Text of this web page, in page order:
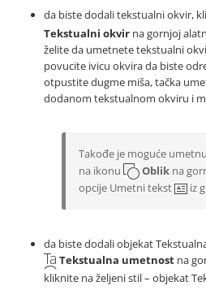
da biste dodali tekstualni okvir,
Tekstualni okvir na gornjoj
želite da umetnete tekstualni
povucite ivicu okvira da biste
otpustite dugme miša, tačka
dodanom tekstualnom okviru i
Takođe je moguće
na ikonu
Oblik na
opcije Umetni tekst
iz
da biste dodali objekat
Tekstualna umetnost na
kliknite na željeni stil – objekat